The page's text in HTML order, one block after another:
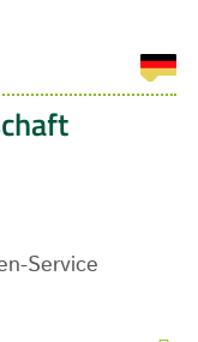
Service